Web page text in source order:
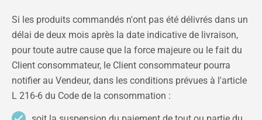
Si les produits commandés n'ont pas été délivrés dans un
délai de deux mois après la date indicative de livraison,
pour toute autre cause que la force majeure ou le fait du
Client consommateur, le Client consommateur pourra
notifier au Vendeur, dans les conditions prévues à l'article
L 216-6 du Code de la consommation :